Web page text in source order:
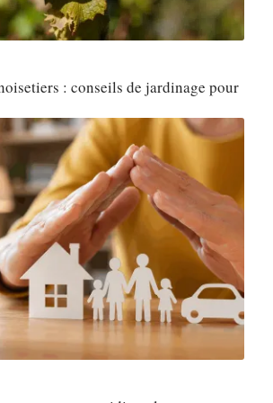
: conseils de jardinage pour